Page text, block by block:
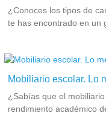
¿Conoces los tipos de
te has encontrado en un
Mobiliario escolar. Lo
¿Sabías que el
rendimiento académico